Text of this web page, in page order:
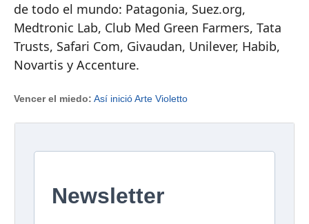
de todo el mundo: Patagonia, Suez.org,
Medtronic Lab, Club Med Green Farmers, Tata
Trusts, Safari Com, Givaudan, Unilever, Habib,
Novartis y Accenture.
Vencer el miedo: Así inició Arte Violetto